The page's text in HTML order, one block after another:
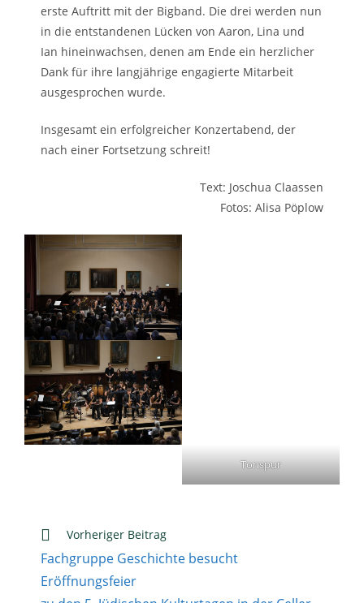
erste Auftritt mit der Bigband. Die drei werden nun
in die entstandenen Lücken von Aaron, Lina und
Ian hineinwachsen, denen am Ende ein herzlicher
Dank für ihre langjährige engagierte Mitarbeit
ausgesprochen wurde.
Insgesamt ein erfolgreicher Konzertabend, der
nach einer Fortsetzung schreit!
Text: Joschua Claassen
Fotos: Alisa Pöplow
Tonspur
Weitere
Artikel
ansehen
Vorheriger Beitrag
Fachgruppe Geschichte besucht
Eröffnungsfeier